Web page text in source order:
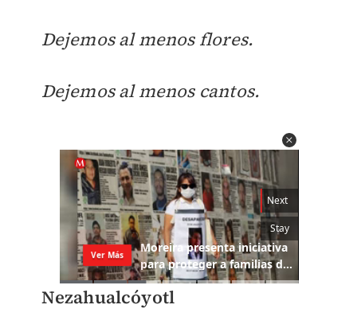
Dejemos al menos flores.
Dejemos al menos cantos.
Nezahualcóyotl